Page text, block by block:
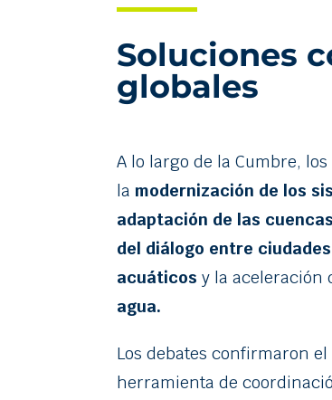
Soluciones
globales
A lo largo de la Cumbre,
la modernización de los
adaptación de las
del diálogo entre
acuáticos y la aceleración
agua.
Los debates confirmaron
herramienta de